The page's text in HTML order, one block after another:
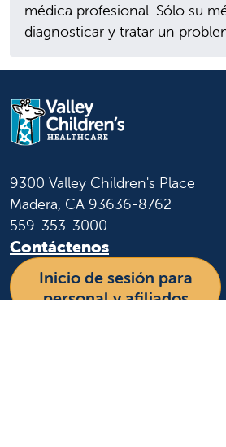
médica profesional. Sólo su
diagnosticar y tratar un
9300 Valley Children's Place
Madera, CA 93636-8762
559-353-3000
Contáctenos
Inicio de sesión para
personal y afiliados